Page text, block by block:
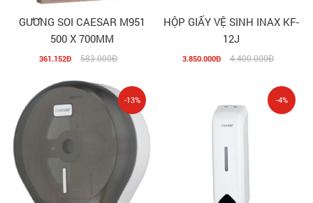
GƯƠNG SOI CAESAR M951
500 X 700MM
361.152Đ 583.000Đ
HỘP GIẤY VỆ SINH INAX KF-
12J
3.850.000Đ 4.400.000Đ
-13% -4%